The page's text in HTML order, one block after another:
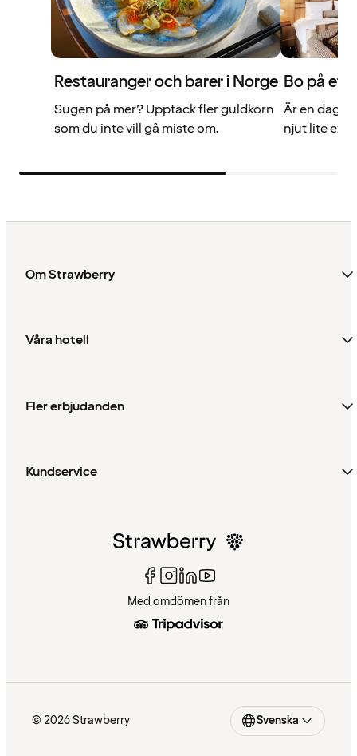
Restauranger och barer i Norge
Sugen på mer? Upptäck fler guldkorn
som du inte vill gå miste om.
Bo på ett
Är en dag
njut lite
Om Strawberry
Våra hotell
Fler erbjudanden
Kundservice
Med omdömen från
© 2026 Strawberry Svenska